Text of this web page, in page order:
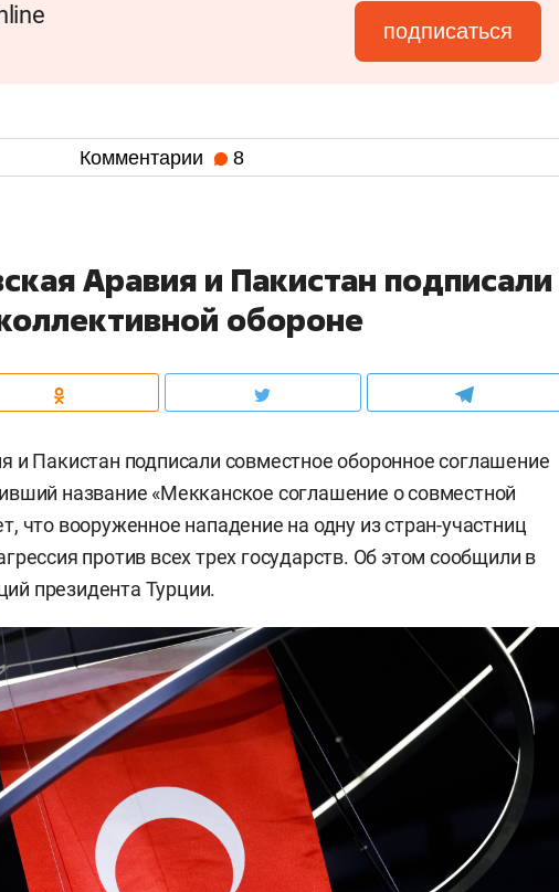
подписаться
Комментарии 8
Аравия и Пакистан подписали
обороне
и Пакистан подписали совместное оборонное соглашение
название «Мекканское соглашение о совместной
что вооруженное нападение на одну из стран-участниц
против всех трех государств. Об этом сообщили в
президента Турции.